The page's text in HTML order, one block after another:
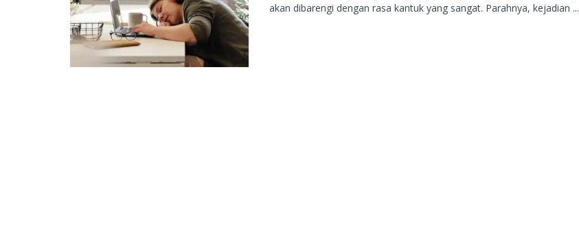
akan dibarengi dengan rasa kantuk yang sangat. Parahnya, kejadian ...